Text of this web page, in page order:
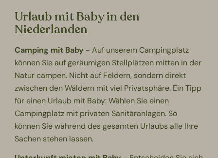
Urlaub mit Baby in den
Niederlanden
Camping mit Baby - Auf unserem Campingplatz
können Sie auf geräumigen Stellplätzen mitten in der
Natur campen. Nicht auf Feldern, sondern direkt
zwischen den Wäldern mit viel Privatsphäre. Ein Tipp
für einen Urlaub mit Baby: Wählen Sie einen
Campingplatz mit privaten Sanitäranlagen. So
können Sie während des gesamten Urlaubs alle Ihre
Sachen stehen lassen.